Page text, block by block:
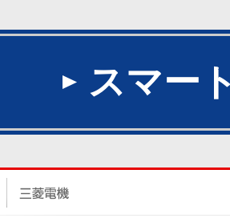
スマー